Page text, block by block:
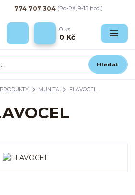
Hledat
774 707 304 (Po-Pá, 9-15 hod.)
0 ks
0 Kč
IMUNITA FLAVOCEL